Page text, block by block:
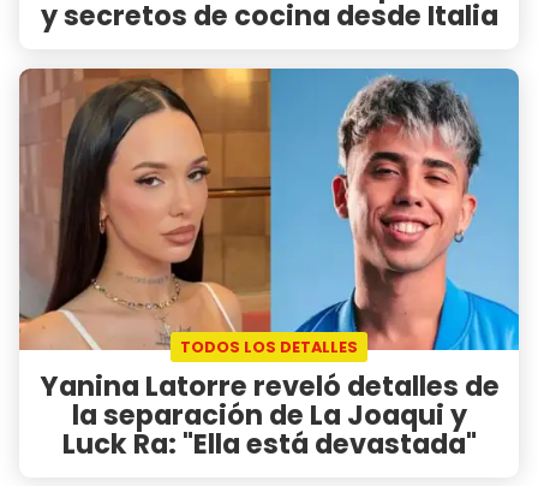
y secretos de cocina desde Italia
TODOS LOS DETALLES
Yanina Latorre reveló detalles de
la separación de La Joaqui y
Luck Ra: "Ella está devastada"